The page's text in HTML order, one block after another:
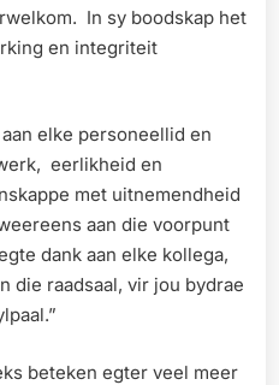
In sy boodskap het
en integriteit
elke personeellid en
eerlikheid en
met uitnemendheid
aan die voorpunt
dank aan elke kollega,
die raadsaal, vir jou bydrae
beteken egter veel meer